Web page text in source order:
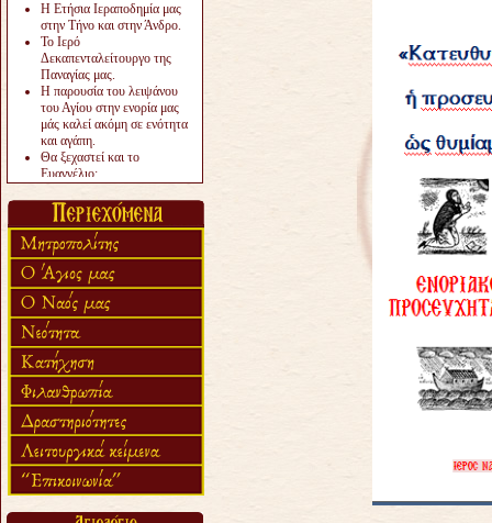
Η Ετήσια Ιεραποδημία μας
στην Τήνο και στην Άνδρο.
Το Ιερό
Δεκαπενταλείτουργο της
Παναγίας μας.
Η παρουσία του λειψάνου
του Αγίου στην ενορία μας
μάς καλεί ακόμη σε ενότητα
και αγάπη.
Θα ξεχαστεί και το
Ευαγγέλιο;
«πολύ αργά».
Ζητείται....